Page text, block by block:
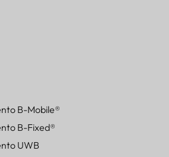
B-Mobile®
B-Fixed®
UWB